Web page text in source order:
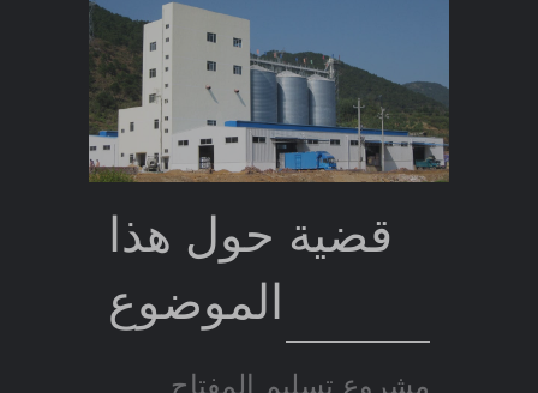
قضية حول هذا
الموضوع
مشروع تسليم المفتاح